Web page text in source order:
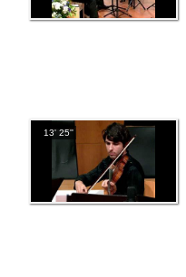
13' 25''